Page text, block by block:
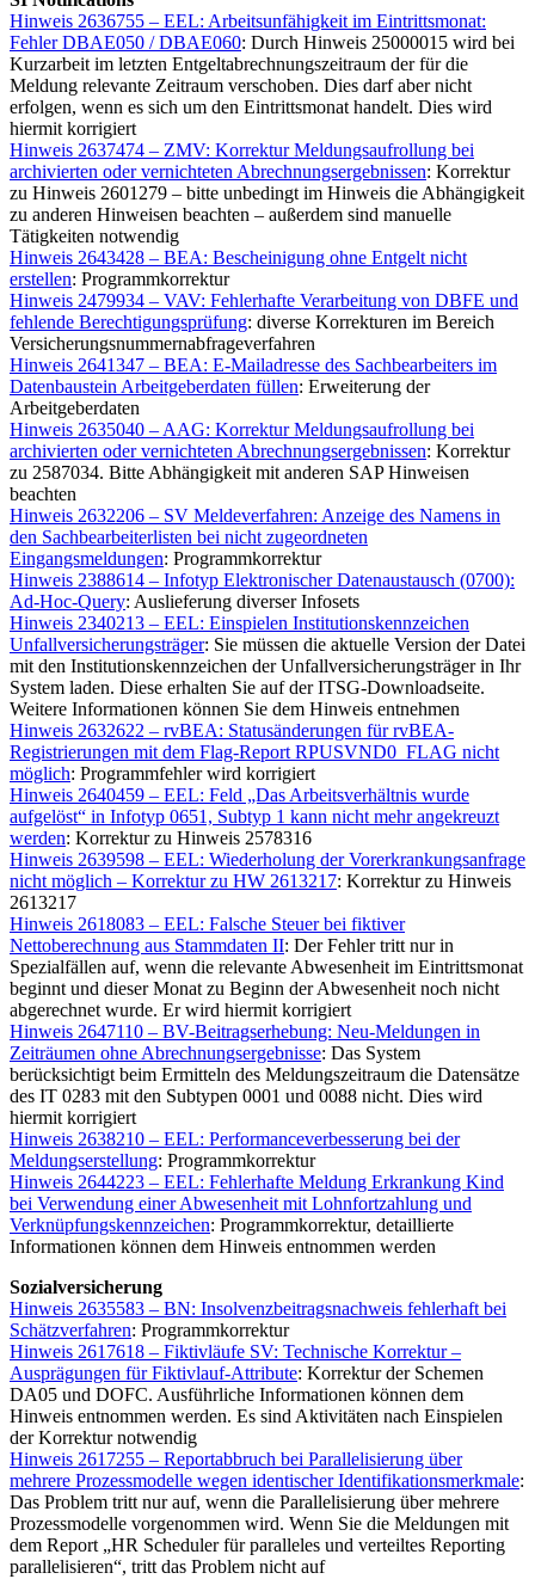
Hinweis 2636755 – EEL: Arbeitsunfähigkeit im Eintrittsmonat:
Fehler DBAE050 / DBAE060: Durch Hinweis 25000015 wird bei
Kurzarbeit im letzten Entgeltabrechnungszeitraum der für die
Meldung relevante Zeitraum verschoben. Dies darf aber nicht
erfolgen, wenn es sich um den Eintrittsmonat handelt. Dies wird
hiermit korrigiert
Hinweis 2637474 – ZMV: Korrektur Meldungsaufrollung bei
archivierten oder vernichteten Abrechnungsergebnissen: Korrektur
zu Hinweis 2601279 – bitte unbedingt im Hinweis die Abhängigkeit
zu anderen Hinweisen beachten – außerdem sind manuelle
Tätigkeiten notwendig
Hinweis 2643428 – BEA: Bescheinigung ohne Entgelt nicht
erstellen: Programmkorrektur
Hinweis 2479934 – VAV: Fehlerhafte Verarbeitung von DBFE und
fehlende Berechtigungsprüfung: diverse Korrekturen im Bereich
Versicherungsnummernabfrageverfahren
Hinweis 2641347 – BEA: E-Mailadresse des Sachbearbeiters im
Datenbaustein Arbeitgeberdaten füllen: Erweiterung der
Arbeitgeberdaten
Hinweis 2635040 – AAG: Korrektur Meldungsaufrollung bei
archivierten oder vernichteten Abrechnungsergebnissen: Korrektur
zu 2587034. Bitte Abhängigkeit mit anderen SAP Hinweisen
beachten
Hinweis 2632206 – SV Meldeverfahren: Anzeige des Namens in
den Sachbearbeiterlisten bei nicht zugeordneten
Eingangsmeldungen: Programmkorrektur
Hinweis 2388614 – Infotyp Elektronischer Datenaustausch (0700):
Ad-Hoc-Query: Auslieferung diverser Infosets
Hinweis 2340213 – EEL: Einspielen Institutionskennzeichen
Unfallversicherungsträger: Sie müssen die aktuelle Version der Datei
mit den Institutionskennzeichen der Unfallversicherungsträger in Ihr
System laden. Diese erhalten Sie auf der ITSG-Downloadseite.
Weitere Informationen können Sie dem Hinweis entnehmen
Hinweis 2632622 – rvBEA: Statusänderungen für rvBEA-
Registrierungen mit dem Flag-Report RPUSVND0_FLAG nicht
möglich: Programmfehler wird korrigiert
Hinweis 2640459 – EEL: Feld „Das Arbeitsverhältnis wurde
aufgelöst“ in Infotyp 0651, Subtyp 1 kann nicht mehr angekreuzt
werden: Korrektur zu Hinweis 2578316
Hinweis 2639598 – EEL: Wiederholung der Vorerkrankungsanfrage
nicht möglich – Korrektur zu HW 2613217: Korrektur zu Hinweis
2613217
Hinweis 2618083 – EEL: Falsche Steuer bei fiktiver
Nettoberechnung aus Stammdaten II: Der Fehler tritt nur in
Spezialfällen auf, wenn die relevante Abwesenheit im Eintrittsmonat
beginnt und dieser Monat zu Beginn der Abwesenheit noch nicht
abgerechnet wurde. Er wird hiermit korrigiert
Hinweis 2647110 – BV-Beitragserhebung: Neu-Meldungen in
Zeiträumen ohne Abrechnungsergebnisse: Das System
berücksichtigt beim Ermitteln des Meldungszeitraum die Datensätze
des IT 0283 mit den Subtypen 0001 und 0088 nicht. Dies wird
hiermit korrigiert
Hinweis 2638210 – EEL: Performanceverbesserung bei der
Meldungserstellung: Programmkorrektur
Hinweis 2644223 – EEL: Fehlerhafte Meldung Erkrankung Kind
bei Verwendung einer Abwesenheit mit Lohnfortzahlung und
Verknüpfungskennzeichen: Programmkorrektur, detaillierte
Informationen können dem Hinweis entnommen werden
Sozialversicherung
Hinweis 2635583 – BN: Insolvenzbeitragsnachweis fehlerhaft bei
Schätzverfahren: Programmkorrektur
Hinweis 2617618 – Fiktivläufe SV: Technische Korrektur –
Ausprägungen für Fiktivlauf-Attribute: Korrektur der Schemen
DA05 und DOFC. Ausführliche Informationen können dem
Hinweis entnommen werden. Es sind Aktivitäten nach Einspielen
der Korrektur notwendig
Hinweis 2617255 – Reportabbruch bei Parallelisierung über
mehrere Prozessmodelle wegen identischer Identifikationsmerkmale:
Das Problem tritt nur auf, wenn die Parallelisierung über mehrere
Prozessmodelle vorgenommen wird. Wenn Sie die Meldungen mit
dem Report „HR Scheduler für paralleles und verteiltes Reporting
parallelisieren“, tritt das Problem nicht auf